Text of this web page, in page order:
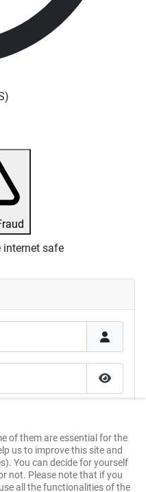
internet safe
உள்நுழைக
of them are essential for the
us to improve this site and
You can decide for yourself
not. Please note that if you
all the functionalities of the